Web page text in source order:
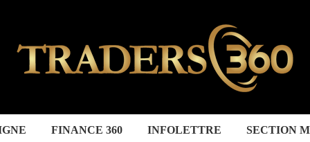
FINANCE 360 INFOLETTRE SECTION